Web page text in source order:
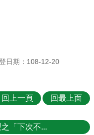
日期：108-12-20
回上一頁 回最上面
「下次不...